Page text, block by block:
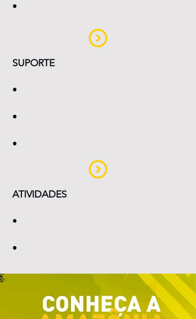
•
SUPORTE
•
•
•
ATIVIDADES
•
•